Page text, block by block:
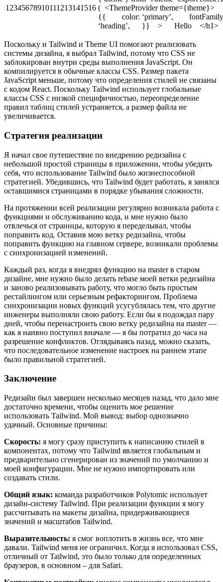
12345678910111213141516 ( <ThemeProvider
{{ color: ‘primary’,
‘heading’, }} > Hello </h1> </
Поскольку и Tailwind и Theme UI помогают реализовать
системы дизайна, я выбрал Tailwind, потому что CSS не
заблокирован внутри среды выполнения JavaScript. Он
компилируется в обычные классы CSS. Размер пакета
JavaScript меньше, потому что определения стилей не связаны
с кодом React. Поскольку Tailwind использует глобальные
классы CSS с низкой специфичностью, переопределение
правил таблиц стилей устраняется, а размер файла не
увеличивается.
Стратегия реализации
Я начал свое путешествие по внедрению редизайна с
небольшой простой страницы в приложении, чтобы убедить
себя, что использование Tailwind было жизнеспособной
стратегией. Убедившись, что Tailwind будет работать, я занялся
оставшимися страницами в порядке убывания сложности.
На протяжении всей реализации регулярно возникала работа с
функциями и обслуживанию кода, и мне нужно было
отвлечься от страницы, которую я переделывал, чтобы
поправить код. Оставив мою ветку редизайна, чтобы
поправить функцию на главном сервере, возникали проблемы
с синхронизацией изменений.
Каждый раз, когда я внедрял функцию на master в старом
дизайне, мне нужно было делать rebase моей ветки редизайна
и заново реализовывать работу, что могло быть простым
рестайлингом или серьезным рефакторингом. Проблема
синхронизации новых функций усугублялась тем, что другие
инженеры выполняли свою работу. Если бы я подождал пару
дней, чтобы перенастроить свою ветку редизайна на master —
как я наивно поступил вначале — я бы потратил до часа на
разрешение конфликтов. Оглядываясь назад, можно сказать,
что последовательное изменение настроек на раннем этапе
было правильной стратегией.
Заключение
Редизайн был завершен несколько месяцев назад, что дало мне
достаточно времени, чтобы оценить мое решение
использовать Tailwind. Мой вывод: выбор однозначно
удачный. Основные причины:
Скорость: я могу сразу приступить к написанию стилей в
компонентах, потому что Tailwind является глобальным и
предварительно сгенерирован из значений по умолчанию и
моей конфигурации. Мне не нужно импортировать или
создавать стили.
Общий язык: команда разработчиков Polytomic использует
дизайн-систему Tailwind. При реализации функции я могу
рассчитывать на макеты дизайна, придерживающиеся
значений и масштабов Tailwind.
Выразительность: я смог воплотить в жизнь все, что мне
давали. Tailwind меня не ограничил. Когда я использовал CSS,
отличный от Tailwind, это было только для определенных
браузеров, в основном – для Safari.